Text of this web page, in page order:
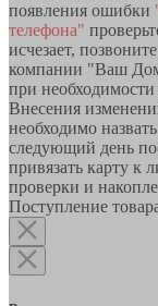
появления ошибки
телефона"
исчезает,
компании "Ваш
при
Внесения
необходимо
следующий день
привязать карту к
проверки и
Поступление